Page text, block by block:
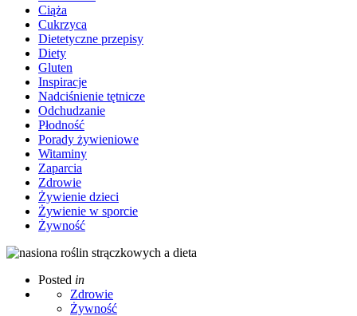
Ciąża
Cukrzyca
Dietetyczne przepisy
Diety
Gluten
Inspiracje
Nadciśnienie tętnicze
Odchudzanie
Płodność
Porady żywieniowe
Witaminy
Zaparcia
Zdrowie
Żywienie dzieci
Żywienie w sporcie
Żywność
Posted in
Zdrowie
Żywność